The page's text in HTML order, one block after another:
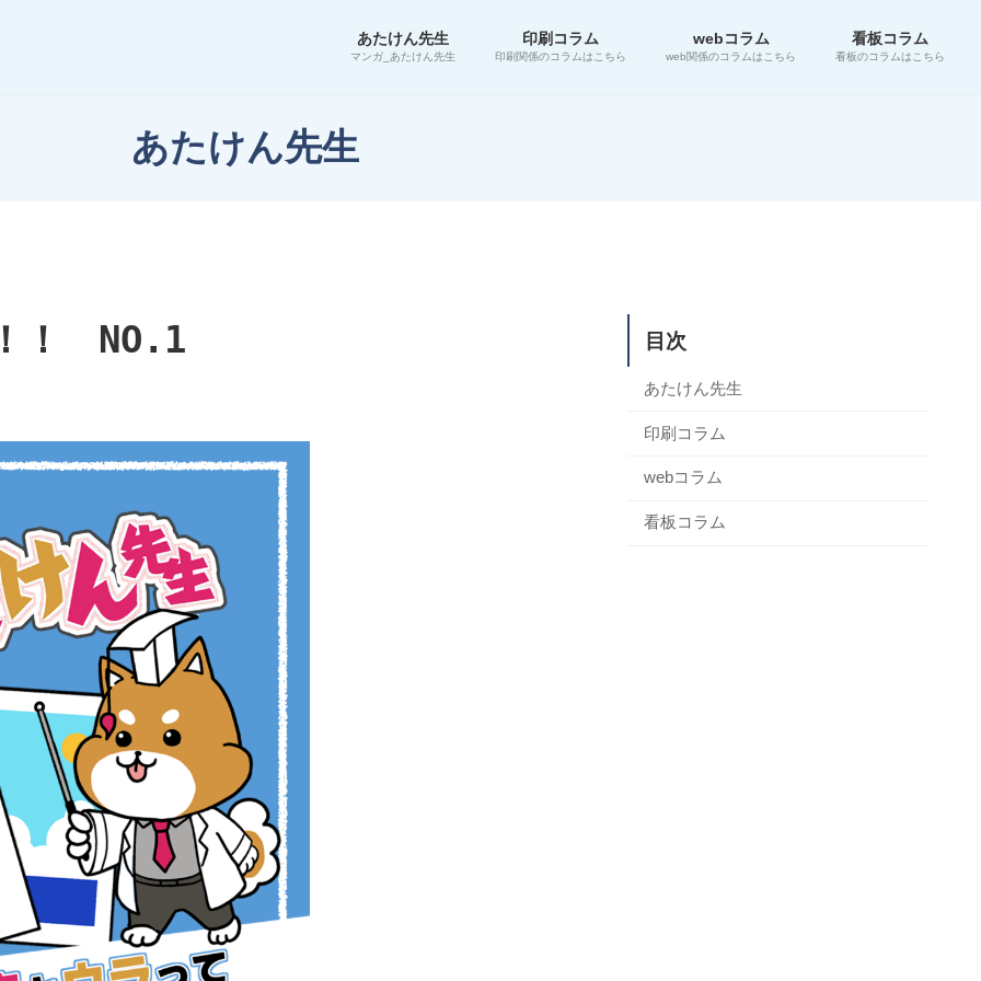
あたけん先生
マンガ_あたけん先生
印刷コラム
印刷関係のコラムはこちら
webコラム
web関係のコラムはこちら
看板コラム
看板のコラムはこちら
あたけん先生
！ NO.1 目次
あたけん先生
印刷コラム
webコラム
看板コラム